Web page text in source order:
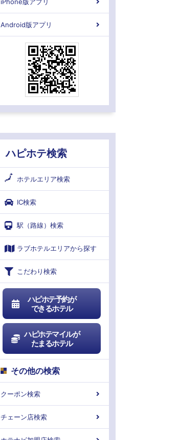
Android版アプリ
ハピホテ検索
ホテルエリア検索
IC検索
駅（路線）検索
ラブホテルエリアから探す
こだわり検索
ハピホテ予約が
できるホテル
ハピホテマイルが
たまるホテル
その他の検索
クーポン検索
チェーン店検索